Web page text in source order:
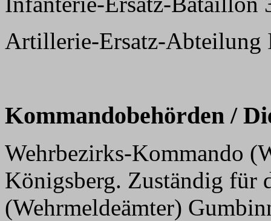
Artillerie-Ersatz-Abteilung
Kommandobehörden /
Wehrbezirks-Kommando
Königsberg. Zuständig für
(Wehrmeldeämter)